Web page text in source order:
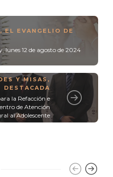
,EL EVANGELIO DE
lunes 12 de agosto de 2024
Y MISAS,
DESTACADA
la Refacción e
de Atención
al Adolescente